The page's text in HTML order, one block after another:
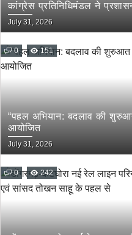
कांग्रेस प्रतिनिधिमंडल ने
मांग
July 31, 2026
0 151
“पहल अभियान: बदलाव की शुरुआत
आयोजित
July 31, 2026
0 242